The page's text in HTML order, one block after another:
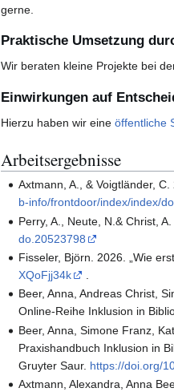
gerne.
Praktische Umsetzung
Wir beraten kleine Projekte bei
Einwirkungen auf
Hierzu haben wir eine öffentliche
Arbeitsergebnisse
Axtmann, A., & Voigtländer,
b-info/frontdoor/index/index/
Perry, A., Neute, N.& Christ,
do.20523798
Fisseler, Björn. 2026. „Wie
XQoFjj34k
Beer, Anna, Andreas Christ,
Online-Reihe Inklusion in
Beer, Anna, Simone Franz,
Praxishandbuch Inklusion in
Gruyter Saur. https://doi.org/
Axtmann, Alexandra, Anna